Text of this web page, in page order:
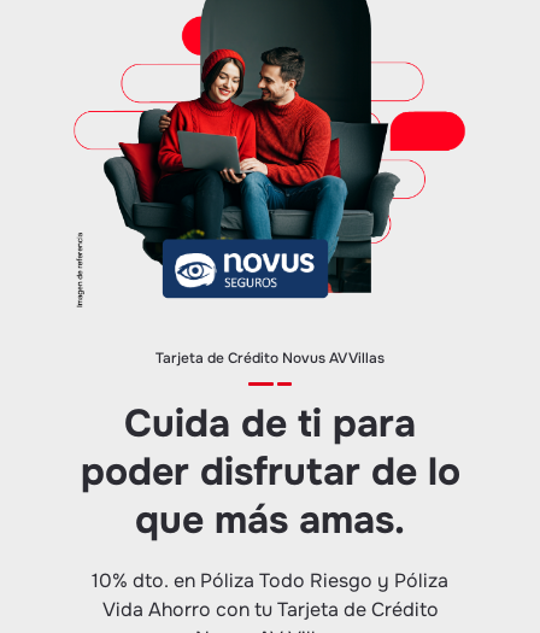
Tarjeta de Crédito Novus AV Villas
Cuida de ti para
poder disfrutar de lo
que más amas.
10% dto. en Póliza Todo Riesgo y Póliza
Vida Ahorro con tu Tarjeta de Crédito